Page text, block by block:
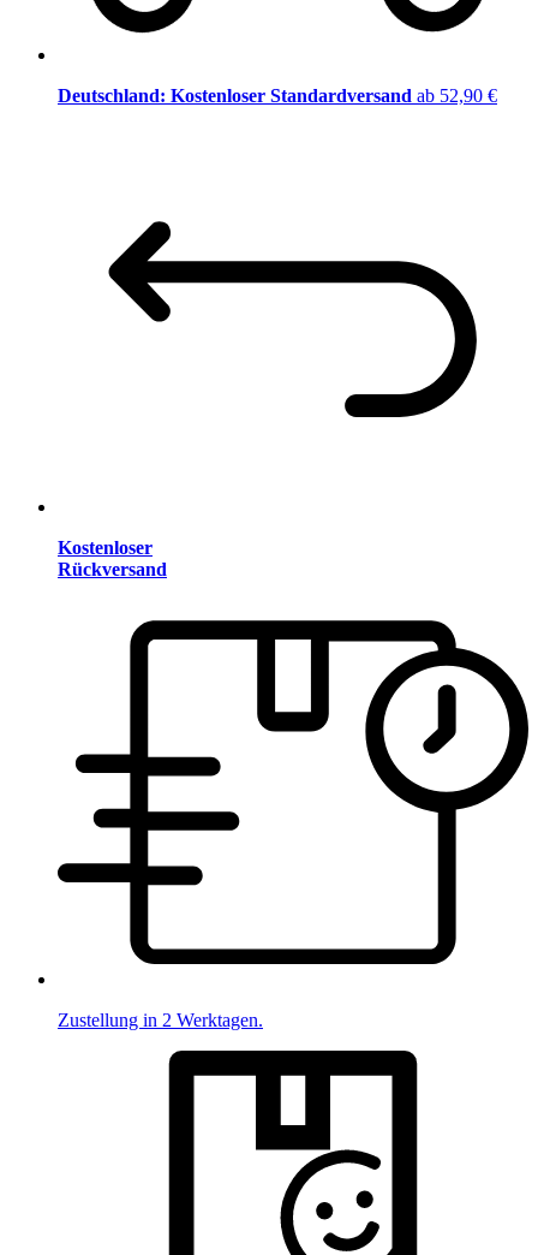
Deutschland: Kostenloser Standardversand ab 52,90 €
Kostenloser
Rückversand
Zustellung in 2 Werktagen.